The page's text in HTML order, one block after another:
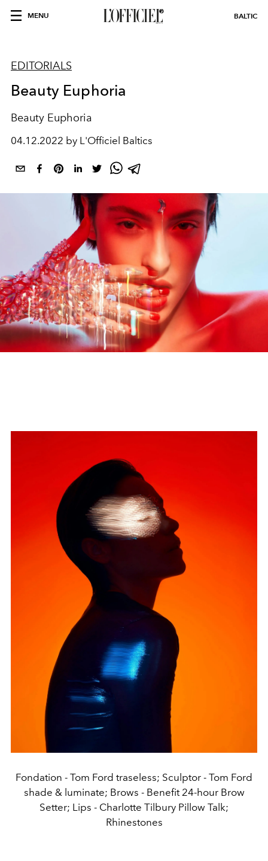
MENU BALTIC
EDITORIALS
Beauty Euphoria
Beauty Euphoria
04.12.2022 by L'Officiel Baltics
Fondation - Tom Ford traseless; Sculptor - Tom Ford
shade & luminate; Brows - Benefit 24-hour Brow
Setter; Lips - Charlotte Tilbury Pillow Talk;
Rhinestones